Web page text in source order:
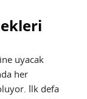
uyacak
her
İlk defa